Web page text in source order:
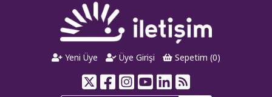
Yeni Üye Üye Girişi Sepetim (0)